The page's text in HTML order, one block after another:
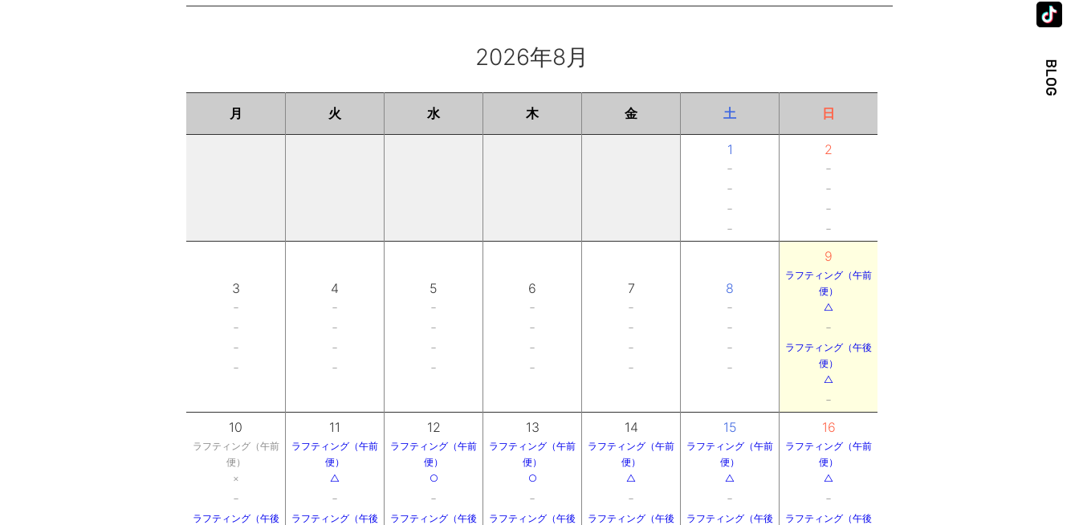
2026年8月
月 火 水 木 金 土 日
1
－
－
－
－
2
－
－
－
－
3
－
－
－
－
4
－
－
－
－
5
－
－
－
－
6
－
－
－
－
7
－
－
－
－
8
－
－
－
－
9
ラフティング（午前
便）
△
－
ラフティング（午後
便）
△
－
10
ラフティング（午前
便）
×
－
ラフティング（午後
11
ラフティング（午前
便）
△
－
ラフティング（午後
12
ラフティング（午前
便）
○
－
ラフティング（午後
13
ラフティング（午前
便）
○
－
ラフティング（午後
14
ラフティング（午前
便）
△
－
ラフティング（午後
15
ラフティング（午前
便）
△
－
ラフティング（午後
16
ラフティング（午前
便）
△
－
ラフティング（午後